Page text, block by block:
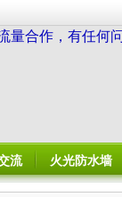
量合作，有任何
流 火光防水墙